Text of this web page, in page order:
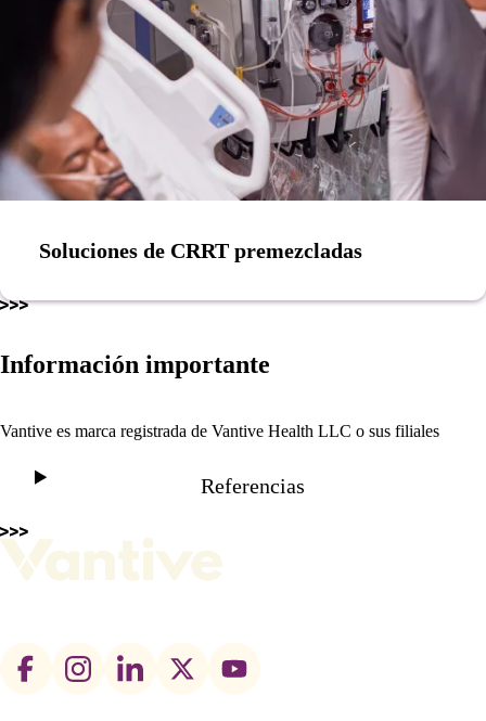
Soluciones de CRRT premezcladas
Información importante
Vantive es marca registrada de Vantive Health LLC o sus filiales
Referencias
Footer